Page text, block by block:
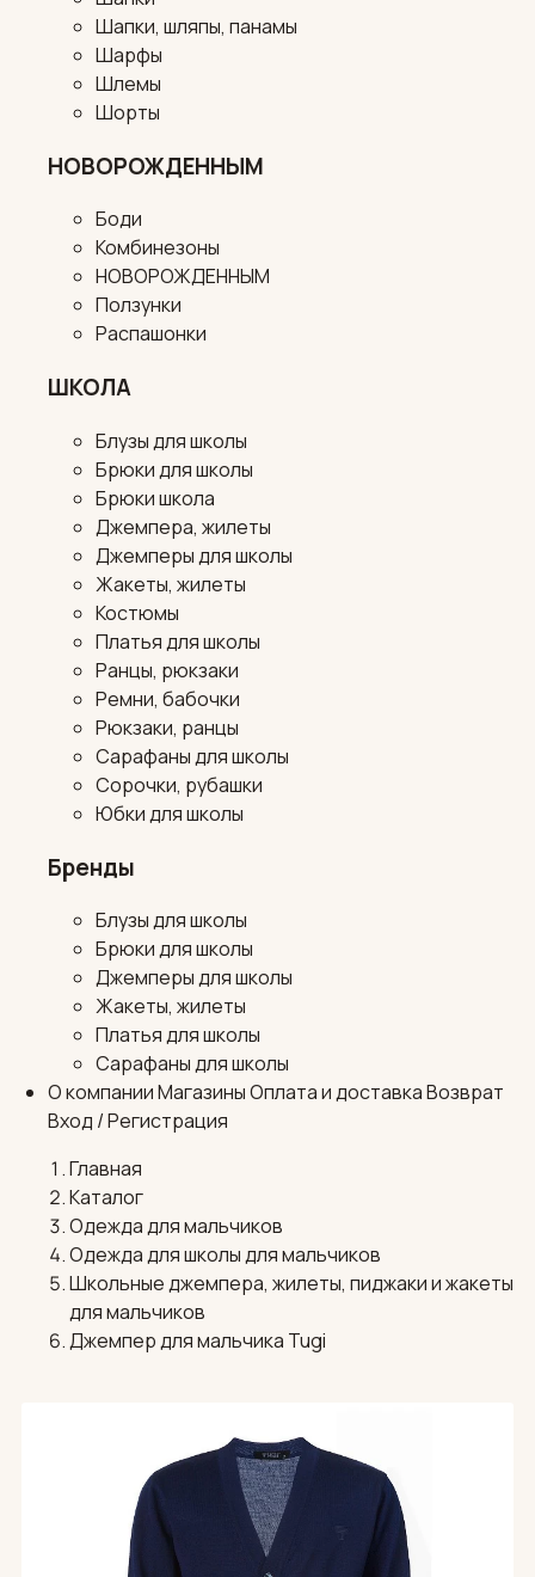
Шапки, шляпы, панамы
Шарфы
Шлемы
Шорты
НОВОРОЖДЕННЫМ
Боди
Комбинезоны
НОВОРОЖДЕННЫМ
Ползунки
Распашонки
ШКОЛА
Блузы для школы
Брюки для школы
Брюки школа
Джемпера, жилеты
Джемперы для школы
Жакеты, жилеты
Костюмы
Платья для школы
Ранцы, рюкзаки
Ремни, бабочки
Рюкзаки, ранцы
Сарафаны для школы
Сорочки, рубашки
Юбки для школы
Бренды
Блузы для школы
Брюки для школы
Джемперы для школы
Жакеты, жилеты
Платья для школы
Сарафаны для школы
О компанииМагазиныОплата и доставкаВозврат
Вход / Регистрация
Главная
Каталог
Одежда для мальчиков
Одежда для школы для мальчиков
Школьные джемпера, жилеты, пиджаки и жакеты
для мальчиков
Джемпер для мальчика Tugi